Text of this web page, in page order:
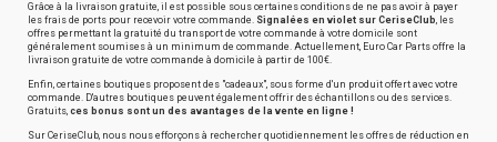
Grâce à la livraison gratuite, il est possible sous certaines conditions de ne pas avoir à payer
les frais de ports pour recevoir votre commande. Signalées en violet sur CeriseClub, les
offres permettant la gratuité du transport de votre commande à votre domicile sont
généralement soumises à un minimum de commande. Actuellement, Euro Car Parts offre la
livraison gratuite de votre commande à domicile à partir de 100€.
Enfin, certaines boutiques proposent des "cadeaux", sous forme d'un produit offert avec votre
commande. D'autres boutiques peuvent également offrir des échantillons ou des services.
Gratuits, ces bonus sont un des avantages de la vente en ligne !
Sur CeriseClub, nous nous efforçons à rechercher quotidiennement les offres de réduction en